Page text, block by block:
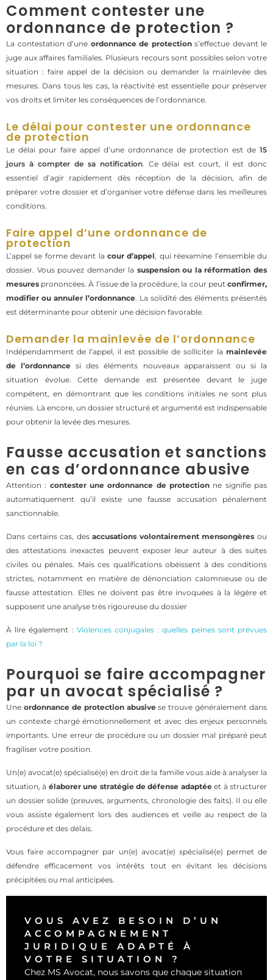
Comment contester une
ordonnance de protection ?
La contestation d’une ordonnance de protections’effectue devant le
juge aux affaires familiales. Plusieurs recours sont possibles selon votre
situation : faire appel de la décision ou demander la mainlevée des
mesures. Dans tous les cas, la réactivité est essentielle pour préserver
vos droits et limiter les conséquences de l’ordonnance.
Le délai pour contester une ordonnance
de protection
Le délai pour faire appel d’une ordonnance de protection est de 15
jours à compter de sa notification. Ce délai est court, il est donc
essentiel d’agir rapidement dès réception de la décision, afin de
préparer votre dossier et d’organiser votre défense dans les meilleures
conditions.
Faire appel d’une ordonnance de
protection
L’appel se forme devant la cour d’appel, qui réexamine l’ensemble du
dossier. Vous pouvez demander la suspension ou la réformation des
mesures prononcées. À l’issue de la procédure, la cour peut confirmer,
modifier ou annuler l’ordonnance. La solidité des éléments présentés
est déterminante pour obtenir une décision favorable.
Demander la mainlevée de l’ordonnance
Indépendamment de l’appel, il est possible de solliciter la mainlevée
de l’ordonnance si des éléments nouveaux apparaissent ou si la
situation évolue. Cette demande est présentée devant le juge
compétent, en démontrant que les conditions initiales ne sont plus
réunies. Là encore, un dossier structuré et argumenté est indispensable
pour obtenir la levée des mesures.
Fausse accusation et sanctions
en cas d’ordonnance abusive
Attention : contester une ordonnance de protection ne signifie pas
automatiquement qu’il existe une fausse accusation pénalement
sanctionnable.
Dans certains cas, desaccusations volontairement mensongères ou
des attestations inexactes peuvent exposer leur auteur à des suites
civiles ou pénales. Mais ces qualifications obéissent à des conditions
strictes, notamment en matière de dénonciation calomnieuse ou de
fausse attestation. Elles ne doivent pas être invoquées à la légère et
supposent une analyse très rigoureuse du dossier
À lire également : Violences conjugales : quelles peines sont prévues
par la loi ?
Pourquoi se faire accompagner
par un avocat spécialisé ?
Une ordonnance de protection abusivese trouve généralement dans
un contexte chargé émotionnellement et avec des enjeux personnels
importants. Une erreur de procédure ou un dossier mal préparé peut
fragiliser votre position.
Un(e) avocat(e) spécialisé(e) en droit de la famille vous aide à analyser la
situation, à élaborer une stratégie de défense adaptéeet à structurer
un dossier solide (preuves, arguments, chronologie des faits). Il ou elle
vous assiste également lors des audiences et veille au respect de la
procédure et des délais.
Vous faire accompagner par un(e) avocat(e) spécialisé(e) permet de
défendre efficacement vos intérêts tout en évitant les décisions
précipitées ou mal anticipées.
VOUS AVEZ BESOIN D’UN
ACCOMPAGNEMENT
JURIDIQUE ADAPTÉ À
VOTRE SITUATION ?
Chez MS Avocat, nous savons que chaque situation